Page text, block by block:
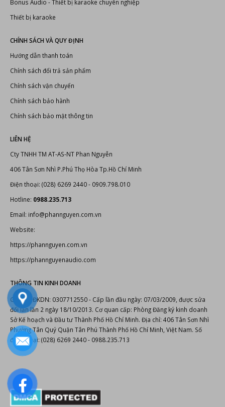
Dàn karaoke chuyên nghiệp
Thiết kế thi công phòng karaoke
Thiết bị karaoke chuyên nghiệp
Thiết bị âm thanh, ánh sáng
Bonus Audio- Thiết bị karaoke chuyên nghiệp
Thiết bị karaoke
CHÍNH SÁCH VÀ QUY ĐỊNH
Hướng dẫn thanh toán
Chính sách đổi trả sản phẩm
Chính sách vận chuyển
Chính sách bảo hành
Chính sách bảo mật thông tin
LIÊN HỆ
Cty TNHH TM AT-AS-NT Phan Nguyễn
406 Tân Sơn Nhì P.Phú Thọ Hòa Tp.Hồ Chí Minh
Điện thoại: (028) 6269 2440 - 0909.798.010
Hotline:0988.235.713
Email: info@phannguyen.com.vn
Website:
https://phannguyen.com.vn
https://phannguyenaudio.com
THÔNG TIN KINH DOANH
đổi lần lần 2 ngày 18/10/2013. Cơ quan cấp: Phòng Đăng ký kinh doanh
Sở Kế hoạch và Đầu tư Thành Phố Hồ Chí Minh. Địa chỉ: 406 Tân Sơn Nhì
Phường Tân Quý Quận Tân Phú Thành Phố Hồ Chí Minh, Việt Nam. Số
điện thoại: (028) 6269 2440 - 0988.235.713